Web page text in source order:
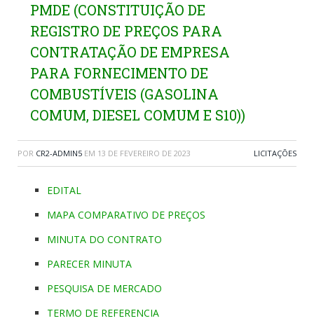
PMDE (CONSTITUIÇÃO DE
REGISTRO DE PREÇOS PARA
CONTRATAÇÃO DE EMPRESA
PARA FORNECIMENTO DE
COMBUSTÍVEIS (GASOLINA
COMUM, DIESEL COMUM E S10))
POR CR2-ADMIN5 EM 13 DE FEVEREIRO DE 2023 LICITAÇÕES
EDITAL
MAPA COMPARATIVO DE PREÇOS
MINUTA DO CONTRATO
PARECER MINUTA
PESQUISA DE MERCADO
TERMO DE REFERENCIA